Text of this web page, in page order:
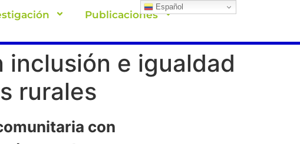
Publicaciones
e igualdad
rurales
con
Español